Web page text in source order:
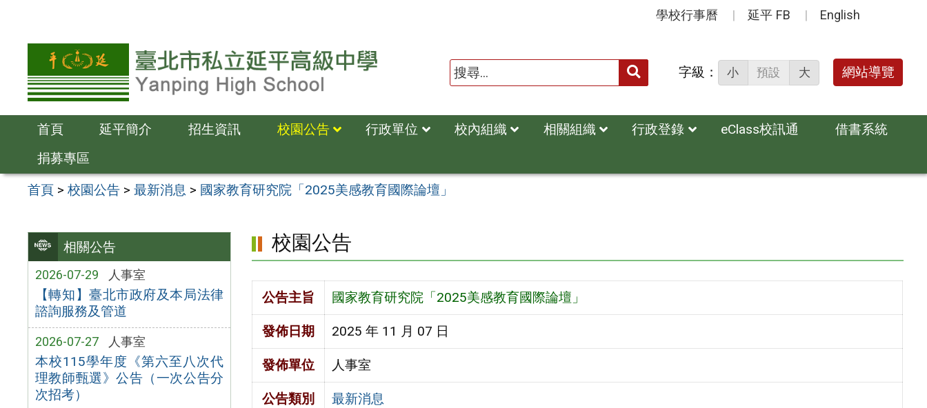
容
學校行事曆 延平 FB English
送出 字級： 小 預設 大 網站導覽
首頁 延平簡介 招生資訊 校園公告 行政單位 校內組織 相關組織 行政登錄 eClass校訊通
借書系統
捐募專區
首頁 >校園公告 >最新消息 > 國家教育研究院「2025美感教育國際論壇」
相關公告
2026-07-29 人事室
【轉知】臺北市政府及本局法律
諮詢服務及管道
2026-07-27 人事室
本校115學年度《第六至八次代
理教師甄選》公告（一次公告分
次招考）
校園公告
公告主旨 國家教育研究院「2025美感教育國際論壇」
發佈日期 2025 年 11 月 07 日
發佈單位 人事室
公告類別 最新消息